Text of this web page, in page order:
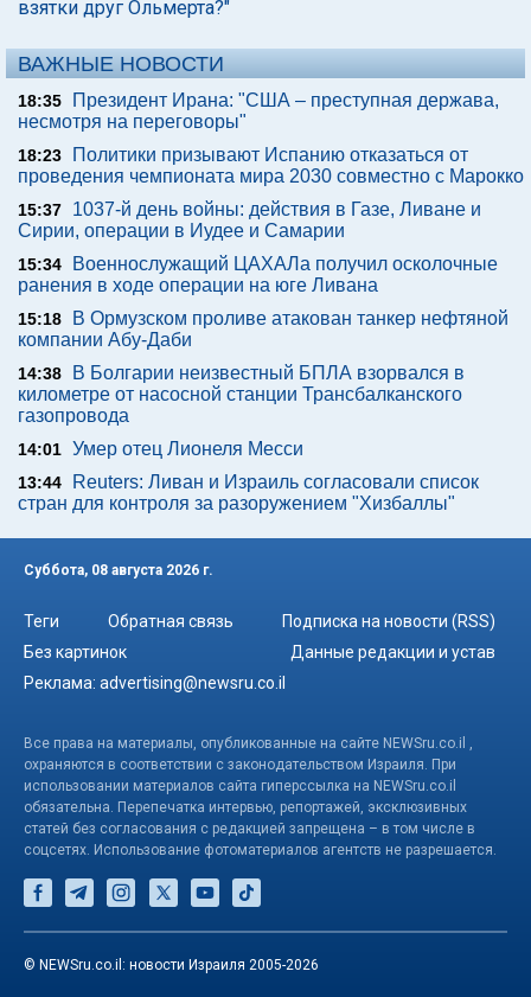
взятки друг Ольмерта?"
ВАЖНЫЕ НОВОСТИ
18:35
Президент Ирана: "США – преступная держава,
несмотря на переговоры"
18:23
Политики призывают Испанию отказаться от
проведения чемпионата мира 2030 совместно с Марокко
15:37
1037-й день войны: действия в Газе, Ливане и
Сирии, операции в Иудее и Самарии
15:34
Военнослужащий ЦАХАЛа получил осколочные
ранения в ходе операции на юге Ливана
15:18
В Ормузском проливе атакован танкер нефтяной
компании Абу-Даби
14:38
В Болгарии неизвестный БПЛА взорвался в
километре от насосной станции Трансбалканского
газопровода
14:01 Умер отец Лионеля Месси
13:44
Reuters: Ливан и Израиль согласовали список
стран для контроля за разоружением "Хизбаллы"
Суббота, 08 августа 2026 г.
Теги Обратная связь
Подписка на новости (RSS)
Без картинок
Данные редакции и устав
Реклама: advertising@newsru.co.il
Все права на материалы, опубликованные на сайте NEWSru.co.il ,
охраняются в соответствии с законодательством Израиля. При
использовании материалов сайта гиперссылка на NEWSru.co.il
обязательна. Перепечатка интервью, репортажей, эксклюзивных
статей без согласования с редакцией запрещена – в том числе в
соцсетях. Использование фотоматериалов агентств не разрешается.
© NEWSru.co.il: новости Израиля 2005-2026